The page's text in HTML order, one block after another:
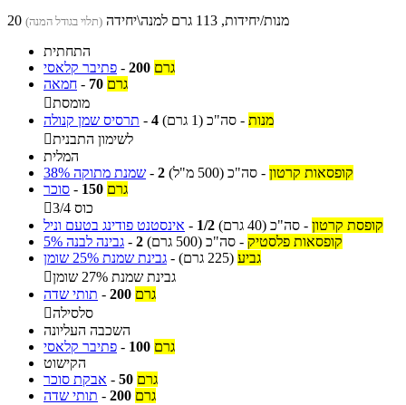
20 מנות/יחידות, 113 גרם למנה\יחידה (תלוי בגודל המנה)
התחתית
פתיבר קלאסי - 200 גרם
חמאה - 70 גרם
מומסת
תרסיס שמן קנולה - 4 מנות - סה"כ (1 גרם)
לשימון התבנית
המלית
שמנת מתוקה 38% - 2 קופסאות קרטון - סה"כ (500 מ"ל)
סוכר - 150 גרם

3/4 כוס
אינסטנט פודינג בטעם וניל - 1/2 קופסת קרטון - סה"כ (40 גרם)
גבינה לבנה 5% - 2 קופסאות פלסטיק - סה"כ (500 גרם)
גבינת שמנת 25% שומן - גביע (225 גרם)

גבינת שמנת 27% שומן
תותי שדה - 200 גרם
סלסילה
השכבה העליונה
פתיבר קלאסי - 100 גרם
הקישוט
אבקת סוכר - 50 גרם
תותי שדה - 200 גרם